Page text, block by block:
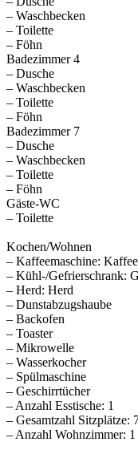
– Waschbecken
– Toilette
– Föhn
Badezimmer 4
– Dusche
– Waschbecken
– Toilette
– Föhn
Badezimmer 7
– Dusche
– Waschbecken
– Toilette
– Föhn
Gäste-WC
– Toilette
Kochen/Wohnen
– Kaffeemaschine:
– Kühl-/Gefrierschrank:
– Herd: Herd
– Dunstabzugshaube
– Backofen
– Toaster
– Mikrowelle
– Wasserkocher
– Spülmaschine
– Geschirrtücher
– Anzahl Esstische: 1
– Gesamtzahl Sitzplätze:
– Anzahl Wohnzimmer: 1